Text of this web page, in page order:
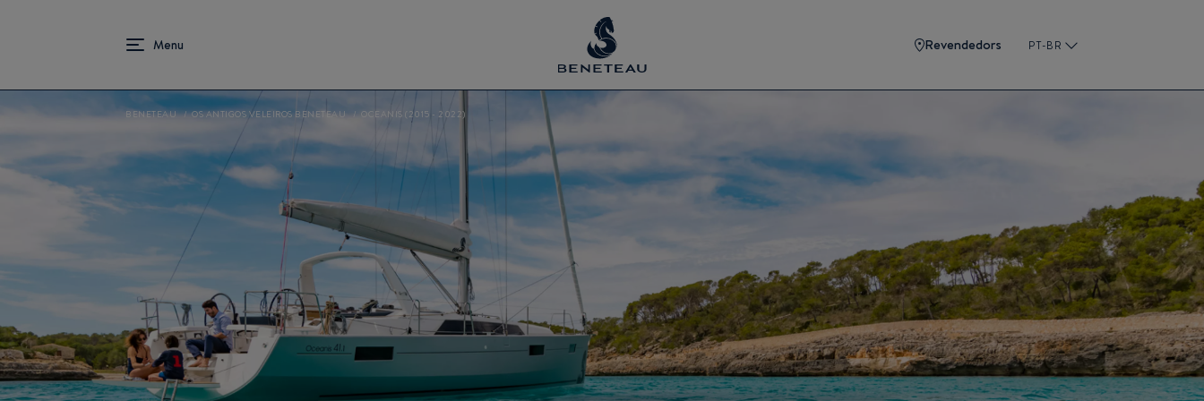
Revendedors PT-BR
BENETEAU OS ANTIGOS VELEIROS BENETEAU OCEANIS (2015 - 2022)